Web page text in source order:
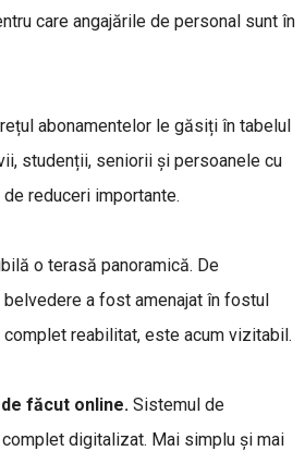
care angajările de personal sunt în
abonamentelor le găsiți în tabelul
studenții, seniorii și persoanele cu
reduceri importante.
o terasă panoramică. De
belvedere a fost amenajat în fostul
reabilitat, este acum vizitabil.
făcut online. Sistemul de
digitalizat. Mai simplu și mai